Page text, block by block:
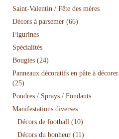
Saint-Valentin / Fête des mères
Décors à parsemer (66)
Figurines
Spécialités
Bougies (24)
Panneaux décoratifs en pâte à décorer
(25)
Poudres / Sprays / Fondants
Manifestations diverses
Décors de football (10)
Décors du bonheur (11)